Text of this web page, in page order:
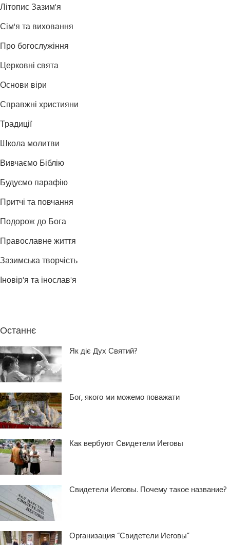
Літопис Зазим'я
Сім'я та виховання
Про богослужіння
Церковні свята
Основи віри
Справжні християни
Традиції
Школа молитви
Вивчаємо Біблію
Будуємо парафію
Притчі та повчання
Подорож до Бога
Православне життя
Зазимська творчість
Іновір'я та інослав'я
Останнє
Як діє Дух Святий?
Бог, якого ми можемо поважати
Как вербуют Свидетели Иеговы
Свидетели Иеговы. Почему такое название?
Организация “Свидетели Иеговы”